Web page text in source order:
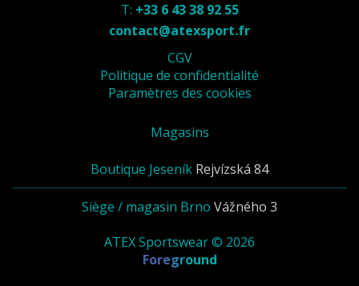
T: +33 6 43 38 92 55
contact@atexsport.fr
CGV
Politique de confidentialité
Paramètres des cookies
Magasins
Boutique Jeseník Rejvízská 84
Siège / magasin Brno Vážného 3
ATEX Sportswear © 2026
Foreground